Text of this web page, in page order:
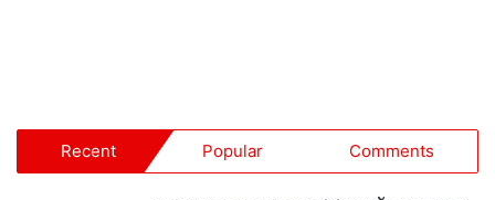
Recent Popular Comments